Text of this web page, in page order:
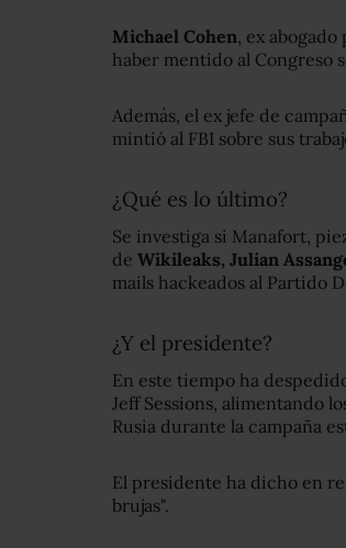
Michael Cohen , ex
haber mentido al Congreso
Además, el ex jefe de
mintió al FBI sobre sus
¿Qué es lo último?
Se investiga si Manafort,
de Wikileaks, Julian
mails hackeados al Partido
¿Y el presidente?
En este tiempo ha
Jeff Sessions, alimentando
Rusia durante la campaña
El presidente ha dicho en
brujas".